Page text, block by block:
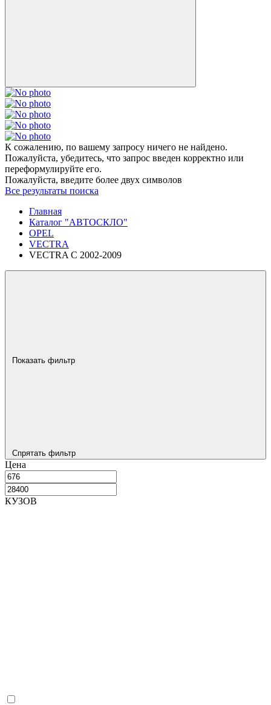
К сожалению, по вашему запросу ничего не найдено.
Пожалуйста, убедитесь, что запрос введен корректно или
переформулируйте его.
Пожалуйста, введите более двух символов
Все результаты поиска
Главная
Каталог "АВТОСКЛО"
OPEL
VECTRA
VECTRA C 2002-2009
Показать фильтр
Спрятать фильтр
Цена
КУЗОВ